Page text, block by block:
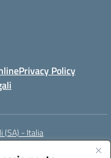
Privacy Policy
(SA) - Italia